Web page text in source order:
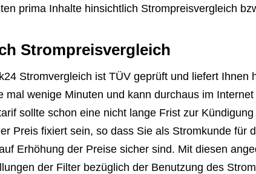
prima Inhalte hinsichtlich Strompreisvergleich
Strompreisvergleich
Stromvergleich ist TÜV geprüft und liefert Ihnen
mal wenige Minuten und kann durchaus im
sollte schon eine nicht lange Frist zur
Preis fixiert sein, so dass Sie als Stromkunde für
Erhöhung der Preise sicher sind. Mit diesen
der Filter bezüglich der Benutzung des